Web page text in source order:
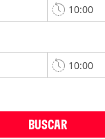
BUSCAR